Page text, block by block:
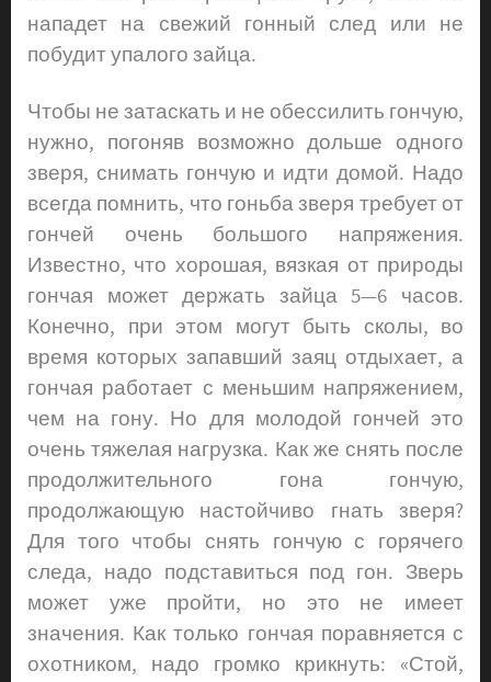
нападет на свежий гонный след или не
побудит упалого зайца.
Чтобы не затаскать и не обессилить гончую,
нужно, погоняв возможно дольше одного
зверя, снимать гончую и идти домой. Надо
всегда помнить, что гоньба зверя требует от
гончей очень большого напряжения.
Известно, что хорошая, вязкая от природы
гончая может держать зайца 5—6 часов.
Конечно, при этом могут быть сколы, во
время которых запавший заяц отдыхает, а
гончая работает с меньшим напряжением,
чем на гону. Но для молодой гончей это
очень тяжелая нагрузка. Как же снять после
продолжительного гона гончую,
продолжающую настойчиво гнать зверя?
Для того чтобы снять гончую с горячего
следа, надо подставиться под гон. Зверь
может уже пройти, но это не имеет
значения. Как только гончая поравняется с
охотником, надо громко крикнуть: «Стой,